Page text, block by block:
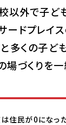
校以外で子
ードプレイ
と多くの子ど
場づくりを
住民が0になっ